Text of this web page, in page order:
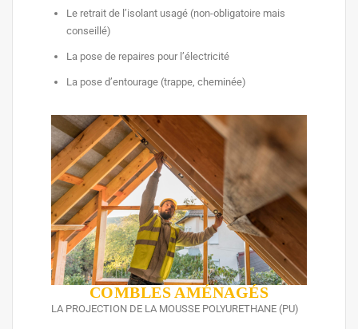
Le retrait de l’isolant usagé (non-obligatoire mais
conseillé)
La pose de repaires pour l’électricité
La pose d’entourage (trappe, cheminée)
COMBLES AMÉNAGÉS
LA PROJECTION DE LA MOUSSE POLYURETHANE (PU)